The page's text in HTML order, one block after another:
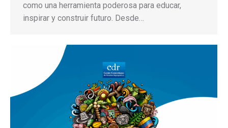
como una herramienta poderosa para educar,
inspirar y construir futuro. Desde…